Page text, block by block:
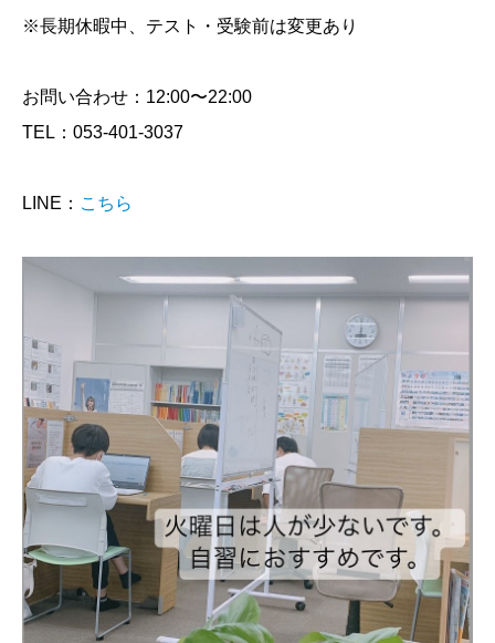
※長期休暇中、テスト・受験前は変更あり
お問い合わせ：12:00〜22:00
TEL：053-401-3037
LINE： こちら